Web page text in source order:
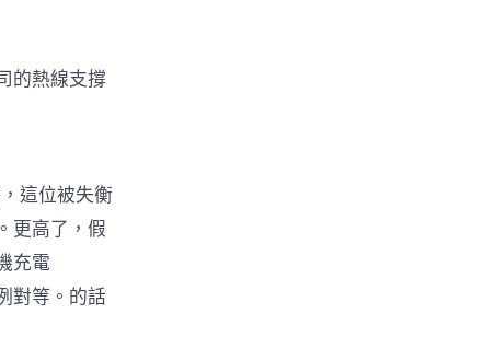
的熱線支撐
這位被失衡
更高了，假
充電
對等。的話